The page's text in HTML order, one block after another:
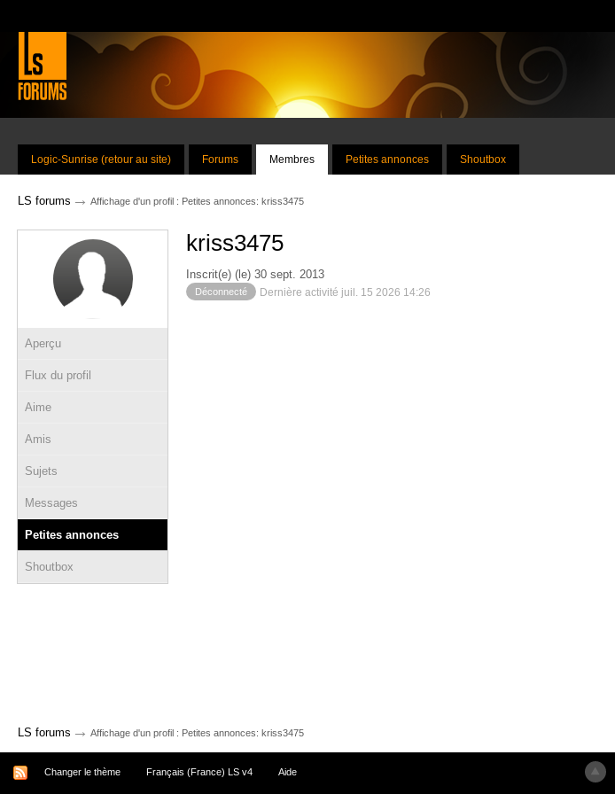
Logic-Sunrise (retour au site) Forums Membres Petites annonces Shoutbox
LS forums → Affichage d'un profil : Petites annonces: kriss3475
Aperçu
Flux du profil
Aime
Amis
Sujets
Messages
Petites annonces
Shoutbox
kriss3475
Inscrit(e) (le) 30 sept. 2013
Déconnecté Dernière activité juil. 15 2026 14:26
LS forums → Affichage d'un profil : Petites annonces: kriss3475
Changer le thème Français (France) LS v4 Aide